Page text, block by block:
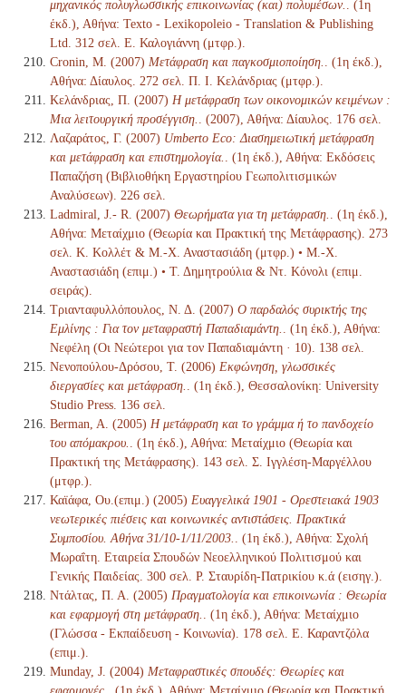
μηχανικός πολυγλωσσικής επικοινωνίας (και) πολυμέσων.
. (1η
έκδ.), Αθήνα: Texto - Lexikopoleio - Translation & Publishing
Ltd. 312 σελ. Ε. Καλογιάννη (μτφρ.).
Cronin, M. (2007) Μετάφραση και παγκοσμιοποίηση.
. (1η έκδ.),
Αθήνα: Δίαυλος. 272 σελ. Π. Ι. Κελάνδριας (μτφρ.).
Κελάνδριας, Π. (2007) Η μετάφραση των οικονομικών κειμένων :
Μια λειτουργική προσέγγιση.
. (2007), Αθήνα: Δίαυλος. 176 σελ.
Λαζαράτος, Γ. (2007) Umberto Eco: Διασημειωτική μετάφραση
και μετάφραση και επιστημολογία.
. (1η έκδ.), Αθήνα: Εκδόσεις
Παπαζήση (Βιβλιοθήκη Εργαστηρίου Γεωπολιτισμικών
Αναλύσεων). 226 σελ.
Ladmiral, J.- R. (2007) Θεωρήματα για τη μετάφραση.
. (1η έκδ.),
Αθήνα: Μεταίχμιο (Θεωρία και Πρακτική της Μετάφρασης). 273
σελ. Κ. Κολλέτ & Μ.-Χ. Αναστασιάδη (μτφρ.) • Μ.-Χ.
Αναστασιάδη (επιμ.) • Τ. Δημητρούλια & Ντ. Κόνολι (επιμ.
σειράς).
Τριανταφυλλόπουλος, Ν. Δ. (2007) Ο παρδαλός συρικτής της
Εμλίνης : Για τον μεταφραστή Παπαδιαμάντη.
. (1η έκδ.), Αθήνα:
Νεφέλη (Οι Νεώτεροι για τον Παπαδιαμάντη · 10). 138 σελ.
Νενοπούλου-Δρόσου, Τ. (2006) Εκφώνηση, γλωσσικές
διεργασίες και μετάφραση.
. (1η έκδ.), Θεσσαλονίκη: University
Studio Press. 136 σελ.
Berman, A. (2005) Η μετάφραση και το γράμμα ή το πανδοχείο
του απόμακρου.
. (1η έκδ.), Αθήνα: Μεταίχμιο (Θεωρία και
Πρακτική της Μετάφρασης). 143 σελ. Σ. Ιγγλέση-Μαργέλλου
(μτφρ.).
Καϊάφα, Ου.(επιμ.) (2005) Ευαγγελικά 1901 - Ορεστειακά 1903
νεωτερικές πιέσεις και κοινωνικές αντιστάσεις. Πρακτικά
Συμποσίου. Αθήνα 31/10-1/11/2003.
. (1η έκδ.), Αθήνα: Σχολή
Μωραΐτη. Εταιρεία Σπουδών Νεοελληνικού Πολιτισμού και
Γενικής Παιδείας. 300 σελ. Ρ. Σταυρίδη-Πατρικίου κ.ά (εισηγ.).
Ντάλτας, Π. Α. (2005) Πραγματολογία και επικοινωνία : Θεωρία
και εφαρμογή στη μετάφραση.
. (1η έκδ.), Αθήνα: Μεταίχμιο
(Γλώσσα - Εκπαίδευση - Κοινωνία). 178 σελ. Ε. Καραντζόλα
(επιμ.).
Munday, J. (2004) Μεταφραστικές σπουδές: Θεωρίες και